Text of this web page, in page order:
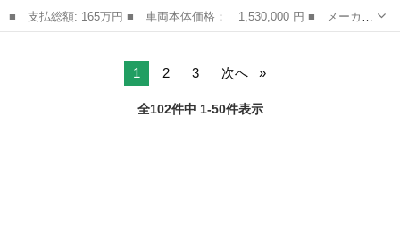
■ 支払総額: 165万円 ■ 車両本体価格： 1,530,000 円 ■ メーカー
名： トヨタ ■ 車種名： ハイエースワゴン ■ グレード名： Ｇ
1 2 3 次へ
全102件中 1-50件表示